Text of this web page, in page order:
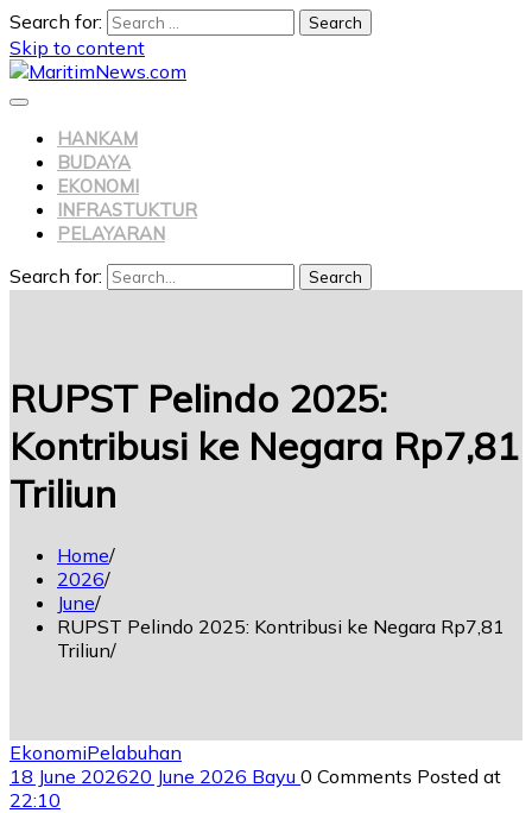
Search for:
Skip to content
HANKAM
BUDAYA
EKONOMI
INFRASTUKTUR
PELAYARAN
Search for: Search
RUPST Pelindo 2025:
Kontribusi ke Negara Rp7,81
Triliun
Home
2026
June
RUPST Pelindo 2025: Kontribusi ke Negara Rp7,81
Triliun
EkonomiPelabuhan
18 June 202620 June 2026 Bayu 0 Comments Posted at
22:10